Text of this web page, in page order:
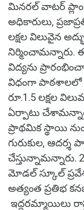
మినరల్ వాటర్
అధికారులు,
లక్షల విలువైన
నిర్మించామన్నారు.
విద్యను
విధంగా పాఠశాలలో
రూ.1.5 లక్షల
ఏర్పాటు
ప్రాథమిక స్థాయి
గురుకుల, ఆదర్శ
చేస్తున్నామన్నారు.
మోడల్ స్కూల్
అత్యంత ప్రతిభ
ఇద్దరమ్మాయిలు